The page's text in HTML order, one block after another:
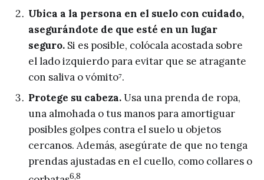
Ubica a la persona en el suelo con cuidado,
asegurándote de que esté en un lugar
seguro. Si es posible, colócala acostada sobre
el lado izquierdo para evitar que se atragante
con saliva o vómito⁷.
Protege su cabeza.Usa una prenda de ropa,
una almohada o tus manos para amortiguar
posibles golpes contra el suelo u objetos
cercanos. Además, asegúrate de que no tenga
prendas ajustadas en el cuello, como collares o
6,8